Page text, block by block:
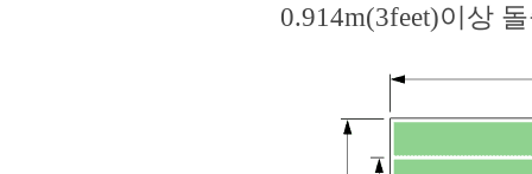
0.914m(3feet)이상